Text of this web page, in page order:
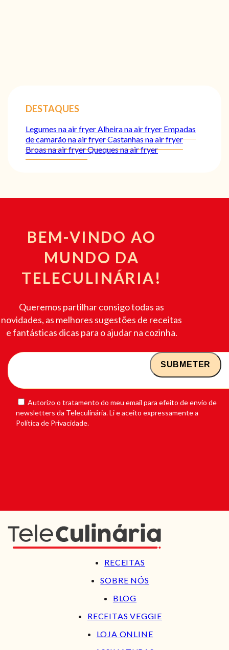
DESTAQUES
Legumes na air fryer Alheira na air fryer Empadas
de camarão na air fryerCastanhas na air fryer
Broas na air fryerQueques na air fryer
BEM-VINDO AO
MUNDO DA
TELECULINÁRIA!
Queremos partilhar consigo todas as
novidades, as melhores sugestões de receitas
e fantásticas dicas para o ajudar na cozinha.
Autorizo o tratamento do meu email para efeito de envio de
newsletters da Teleculinária. Li e aceito expressamente a
Política de Privacidade.
RECEITAS
SOBRE NÓS
BLOG
RECEITAS VEGGIE
LOJA ONLINE